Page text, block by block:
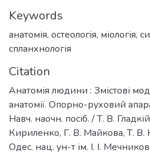
Keywords
анатомія, остеологія, міологія,
спланхнологія
Citation
Анатомія людини : Змістові
анатомії. Опорно-руховий
Навч. наочн. посіб. / Т. В.
Кириленко, Г. В. Майкова, Т. В.
Одес. нац. ун-т ім. І. І.